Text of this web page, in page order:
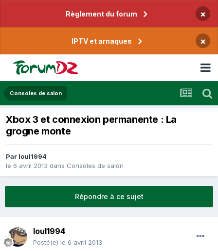
Règlement du forum ×
IPTV et arnaques ×
Consoles de salon
Xbox 3 et connexion permanente : La
grogne monte
Par loul1994
le 6 avril 2013 dans Consoles de salon
Répondre à ce sujet
loul1994
Posté(e) le 6 avril 2013